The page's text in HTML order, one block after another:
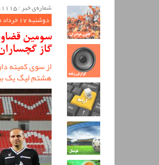
شماره‌ی خبر : ‌91115 | تعداد بازدید : 304
دوشنبه 17 خرداد ماه 1405 ساعت 12:09
سومین
گاز
از سوی کمیته
هشتم لیگ یک